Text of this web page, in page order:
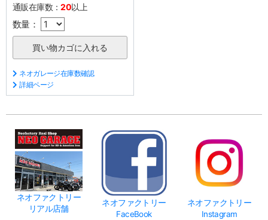
通販在庫数：20以上
数量：
ネオガレージ在庫数確認
詳細ページ
ネオファクトリー
リアル店舗
ネオファクトリー
FaceBook
ネオファクトリー
Instagram